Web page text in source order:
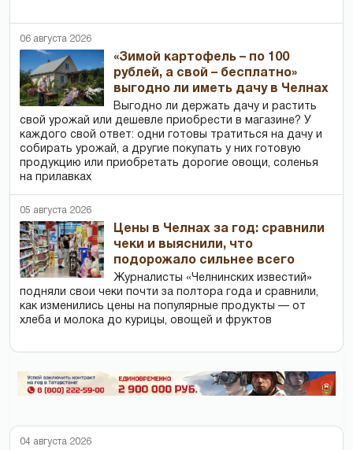
06 августа 2026
«Зимой картофель – по 100
рублей, а свой – бесплатно»
выгодно ли иметь дачу в Челнах
Выгодно ли держать дачу и растить
свой урожай или дешевле приобрести в магазине? У
каждого свой ответ: одни готовы тратиться на дачу и
собирать урожай, а другие покупать у них готовую
продукцию или приобретать дорогие овощи, соленья
на прилавках
05 августа 2026
Цены в Челнах за год: сравнили
чеки и выяснили, что
подорожало сильнее всего
Журналисты «Челнинских известий»
подняли свои чеки почти за полтора года и сравнили,
как изменились цены на популярные продукты — от
хлеба и молока до курицы, овощей и фруктов
04 августа 2026